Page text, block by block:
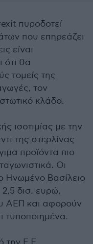
πυροδοτεί
που επηρεάζει
είναι
ότι θα
τομείς της
τον
κλάδο.
ισοτιμίας με την
της στερλίνας
προϊόντα πιο
Οι
Ηνωμένο Βασίλειο
δισ. ευρώ,
ΑΕΠ και αφορούν
τυποποιημένα.